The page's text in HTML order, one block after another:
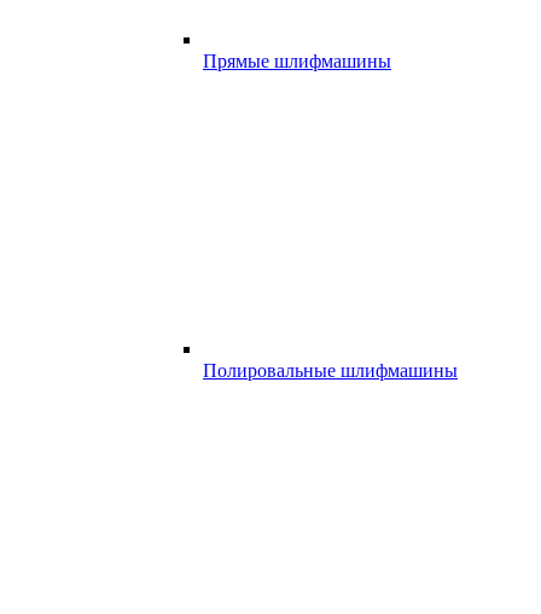
Прямые шлифмашины
Полировальные шлифмашины